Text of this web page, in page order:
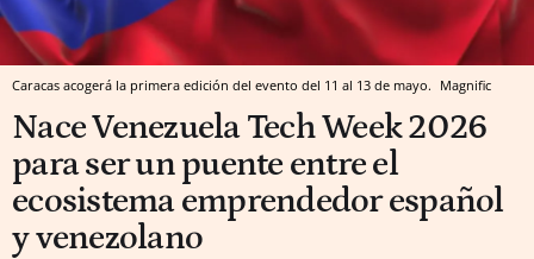
Caracas acogerá la primera edición del evento del 11 al 13 de mayo. Magnific
Nace Venezuela Tech Week 2026
para ser un puente entre el
ecosistema emprendedor español
y venezolano